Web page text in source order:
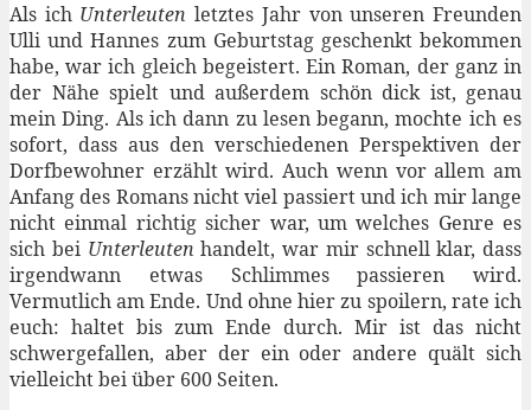
Als ich Unterleuten letztes Jahr von unseren Freunden
Ulli und Hannes zum Geburtstag geschenkt bekommen
habe, war ich gleich begeistert. Ein Roman, der ganz in
der Nähe spielt und außerdem schön dick ist, genau
mein Ding. Als ich dann zu lesen begann, mochte ich es
sofort, dass aus den verschiedenen Perspektiven der
Dorfbewohner erzählt wird. Auch wenn vor allem am
Anfang des Romans nicht viel passiert und ich mir lange
nicht einmal richtig sicher war, um welches Genre es
sich bei Unterleuten handelt, war mir schnell klar, dass
irgendwann etwas Schlimmes passieren wird.
Vermutlich am Ende. Und ohne hier zu spoilern, rate ich
euch: haltet bis zum Ende durch. Mir ist das nicht
schwergefallen, aber der ein oder andere quält sich
vielleicht bei über 600 Seiten.